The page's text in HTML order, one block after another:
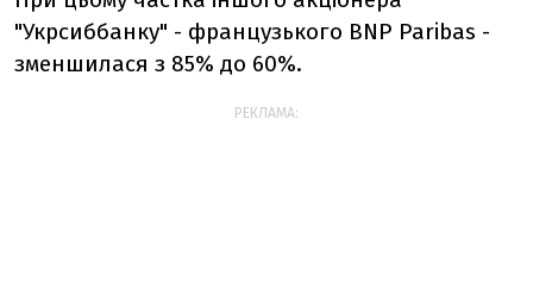
"Укрсиббанку" - французького BNP Paribas -
зменшилася з 85% до 60%.
РЕКЛАМА: